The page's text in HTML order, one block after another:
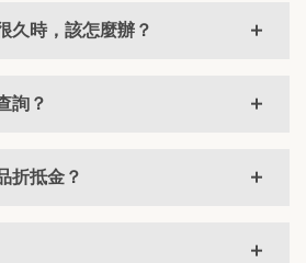
久時，該怎麼辦？
詢？
折抵金？